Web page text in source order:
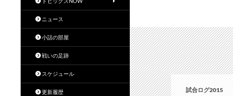
試合ログ2015
ニュース
小話の部屋
戦いの足跡
スケジュール
更新履歴